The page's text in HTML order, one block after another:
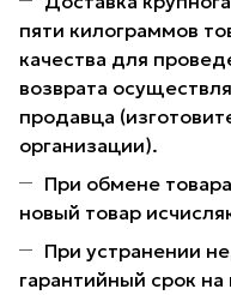
пяти килограммов
качества для
возврата
продавца
организации).
При обмене
новый товар
При устранении
гарантийный срок